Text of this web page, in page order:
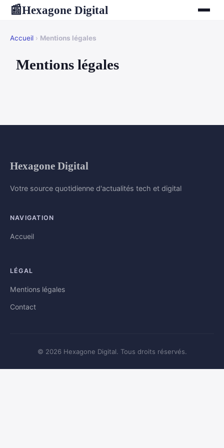
📰Hexagone Digital
Accueil › Mentions légales
Mentions légales
Hexagone Digital
Votre source quotidienne d'actualités tech et digital
NAVIGATION
Accueil
LÉGAL
Mentions légales
Contact
© 2026 Hexagone Digital. Tous droits réservés.